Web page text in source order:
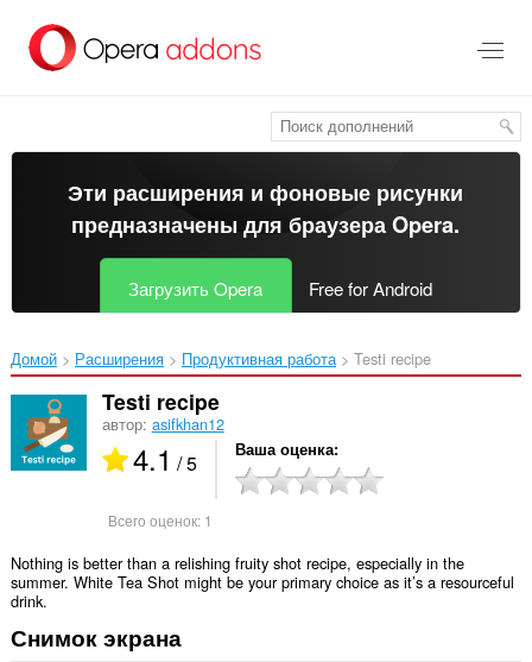
перейти
Эти расширения и фоновые рисунки
предназначены длябраузера Opera.
Загрузить Opera Free for Android
Домой Расширения Продуктивная работа Testi recipe‎
Testi recipe
автор: asifkhan12
4.1 / 5 Ваша оценка
Всего оценок: 1
Nothing is better than a relishing fruity shot recipe, especially in the
summer. White Tea Shot might be your primary choice as it’s a resourceful
drink.
Снимок экрана